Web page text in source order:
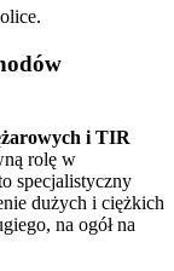
i TIR
rolę w
specjalistyczny
dużych i ciężkich
na ogół na